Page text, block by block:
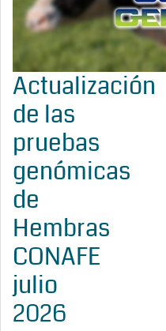
Actualización
de las
pruebas
genómicas
de
Hembras
CONAFE
julio
2026